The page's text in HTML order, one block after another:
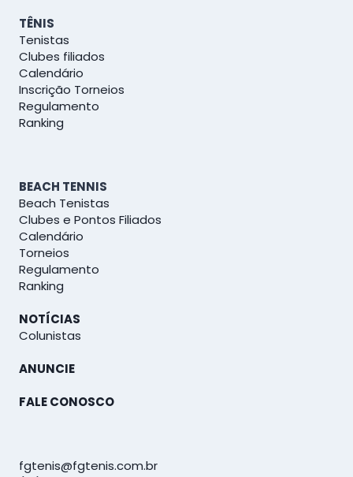
TÊNIS
Tenistas
Clubes filiados
Calendário
Inscrição Torneios
Regulamento
Ranking
BEACH TENNIS
Beach Tenistas
Clubes e Pontos Filiados
Calendário
Torneios
Regulamento
Ranking
NOTÍCIAS
Colunistas
ANUNCIE
FALE CONOSCO
fgtenis@fgtenis.com.br